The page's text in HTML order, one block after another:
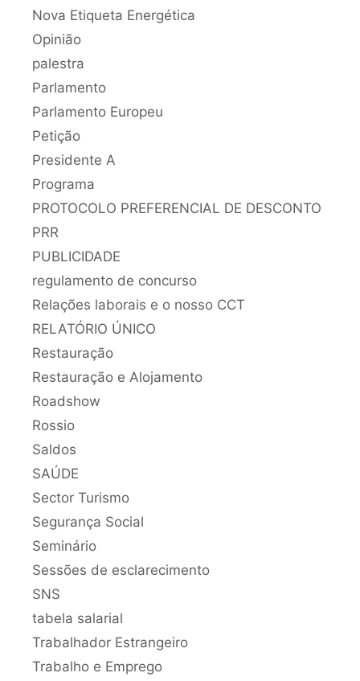
Nova Etiqueta Energética
Opinião
palestra
Parlamento
Parlamento Europeu
Petição
Presidente A
Programa
PROTOCOLO PREFERENCIAL DE DESCONTO
PRR
PUBLICIDADE
regulamento de concurso
Relações laborais e o nosso CCT
RELATÓRIO ÚNICO
Restauração
Restauração e Alojamento
Roadshow
Rossio
Saldos
SAÚDE
Sector Turismo
Segurança Social
Seminário
Sessões de esclarecimento
SNS
tabela salarial
Trabalhador Estrangeiro
Trabalho e Emprego